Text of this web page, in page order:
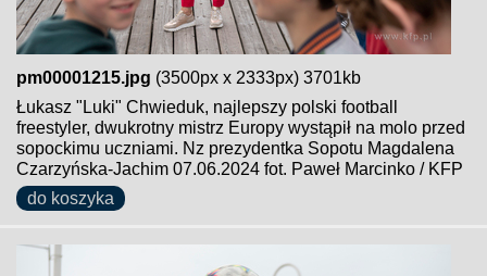
pm00001215.jpg (3500px x 2333px) 3701kb
Łukasz "Luki" Chwieduk, najlepszy polski football
freestyler, dwukrotny mistrz Europy wystąpił na molo przed
sopockimu uczniami. Nz prezydentka Sopotu Magdalena
Czarzyńska-Jachim 07.06.2024 fot. Paweł Marcinko / KFP
do koszyka